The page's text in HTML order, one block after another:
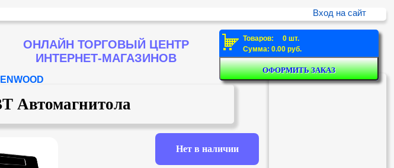
Вход на сайт
ОНЛАЙН ТОРГОВЫЙ ЦЕНТР
ИНТЕРНЕТ-МАГАЗИНОВ
Товаров: 0 шт.
Сумма: 0.00 руб.
Автомагнитола
Нет в наличии